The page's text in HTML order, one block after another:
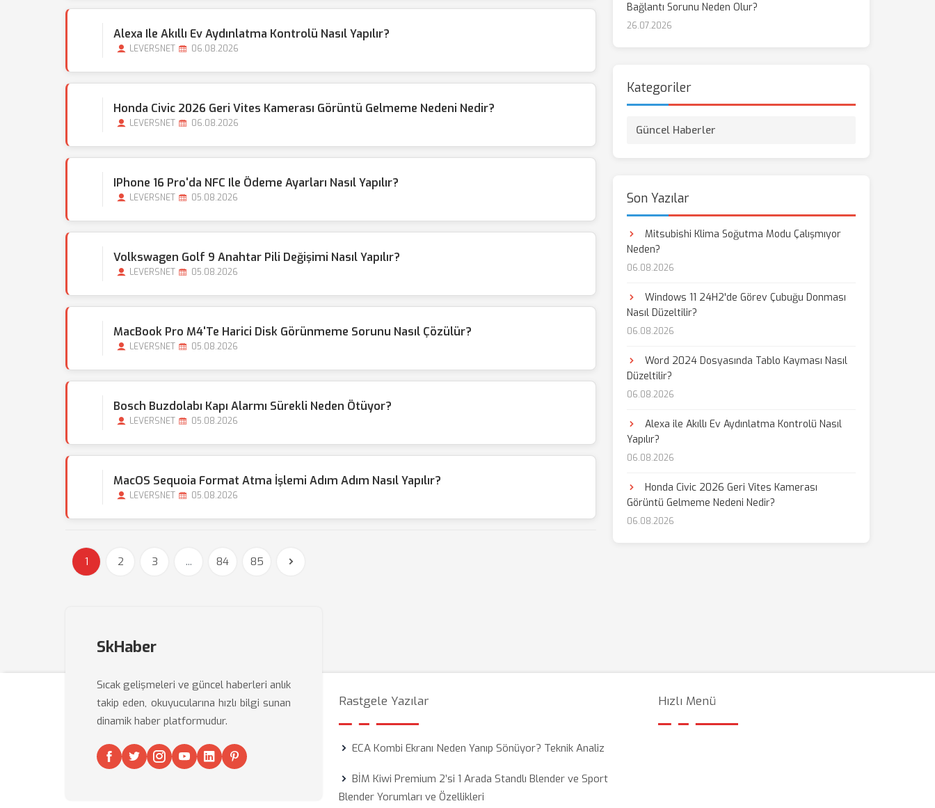
Alexa Ile Akıllı Ev Aydınlatma Kontrolü Nasıl Yapılır?
LEVERSNET 06.08.2026
Honda Civic 2026 Geri Vites Kamerası Görüntü Gelmeme Nedeni Nedir?
LEVERSNET 06.08.2026
IPhone 16 Pro'da NFC Ile Ödeme Ayarları Nasıl Yapılır?
LEVERSNET 05.08.2026
Volkswagen Golf 9 Anahtar Pili Değişimi Nasıl Yapılır?
LEVERSNET 05.08.2026
MacBook Pro M4'te Harici Disk Görünmeme Sorunu Nasıl Çözülür?
LEVERSNET 05.08.2026
Bosch Buzdolabı Kapı Alarmı Sürekli Neden Ötüyor?
LEVERSNET 05.08.2026
MacOS Sequoia Format Atma İşlemi Adım Adım Nasıl Yapılır?
LEVERSNET 05.08.2026
1 2 3 ... 84 85
Bağlantı Sorunu Neden Olur?
26.07.2026
Kategoriler
Güncel Haberler
Son Yazılar
Mitsubishi Klima Soğutma Modu Çalışmıyor
Neden?
06.08.2026
Windows 11 24H2'de Görev Çubuğu Donması
Nasıl Düzeltilir?
06.08.2026
Word 2024 Dosyasında Tablo Kayması Nasıl
Düzeltilir?
06.08.2026
Alexa ile Akıllı Ev Aydınlatma Kontrolü Nasıl
Yapılır?
06.08.2026
Honda Civic 2026 Geri Vites Kamerası
Görüntü Gelmeme Nedeni Nedir?
06.08.2026
SkHaber
Sıcak gelişmeleri ve güncel haberleri anlık
takip eden, okuyucularına hızlı bilgi sunan
dinamik haber platformudur.
Rastgele Yazılar
ECA Kombi Ekranı Neden Yanıp Sönüyor? Teknik Analiz
BİM Kiwi Premium 2’si 1 Arada Standlı Blender ve Sport
Blender Yorumları ve Özellikleri
Hızlı Menü